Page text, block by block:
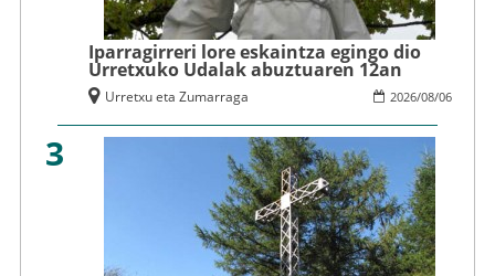
Iparragirreri lore eskaintza egingo dio
Urretxuko Udalak abuztuaren 12an
2026/08/06
Urretxu eta Zumarraga
3